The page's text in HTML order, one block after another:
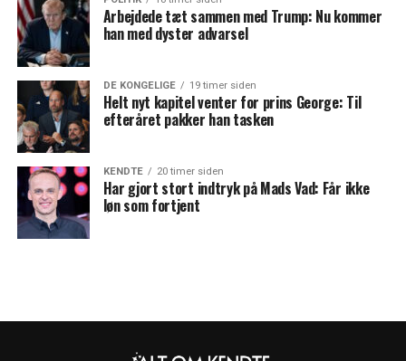
Arbejdede tæt sammen med Trump: Nu kommer
han med dyster advarsel
DE KONGELIGE 19 timer siden
Helt nyt kapitel venter for prins George: Til
efteråret pakker han tasken
KENDTE 20 timer siden
Har gjort stort indtryk på Mads Vad: Får ikke
løn som fortjent